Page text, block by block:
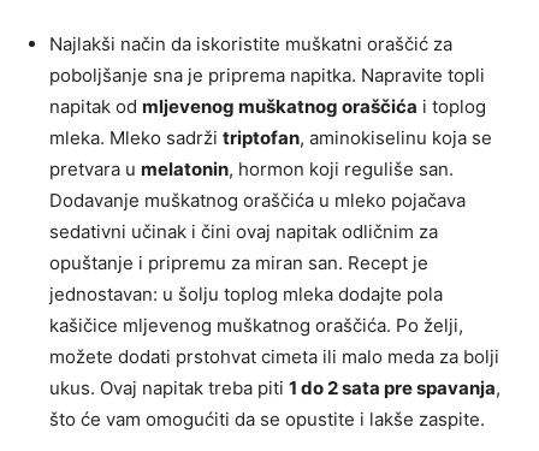
Najlakši način da iskoristite muškatni oraščić za
poboljšanje sna je priprema napitka. Napravite topli
napitak od mljevenog muškatnog oraščića i toplog
mleka. Mleko sadrži triptofan, aminokiselinu koja se
pretvara u melatonin, hormon koji reguliše san.
Dodavanje muškatnog oraščića u mleko pojačava
sedativni učinak i čini ovaj napitak odličnim za
opuštanje i pripremu za miran san. Recept je
jednostavan: u šolju toplog mleka dodajte pola
kašičice mljevenog muškatnog oraščića. Po želji,
možete dodati prstohvat cimeta ili malo meda za bolji
ukus. Ovaj napitak treba piti 1 do 2 sata pre spavanja,
što će vam omogućiti da se opustite i lakše zaspite.